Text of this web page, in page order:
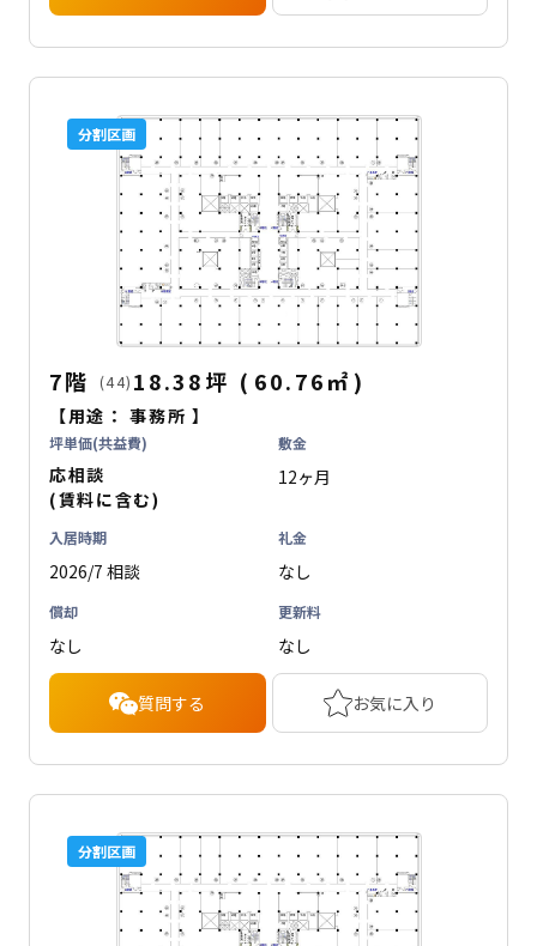
分割区画
7階 (44) 18.38坪 ( 60.76㎡ )
【用途：事務所 】
坪単価(共益費)
応相談
(賃料に含む)
敷金
12ヶ月
入居時期
2026/7 相談
礼金
なし
償却
なし
更新料
なし
質問する お気に入り
分割区画